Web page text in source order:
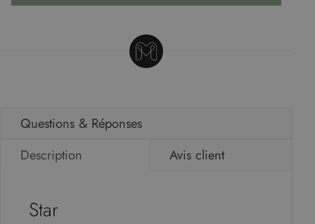
Description Avis client
Questions & Réponses
Star